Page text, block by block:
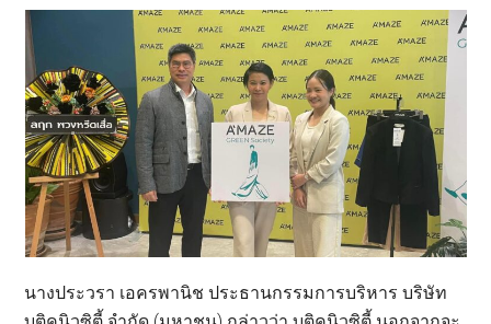
นางประวรา เอครพานิช ประธานกรรมการบริหาร บริษัท